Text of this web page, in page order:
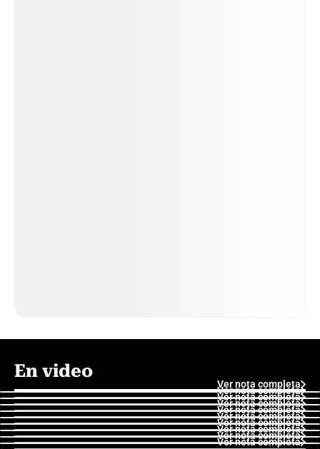
En video
Ver nota completa
Ver nota completa
Ver nota completa
Ver nota completa
Ver nota completa
Ver nota completa
Ver nota completa
Ver nota completa
Ver nota completa
Ver nota completa